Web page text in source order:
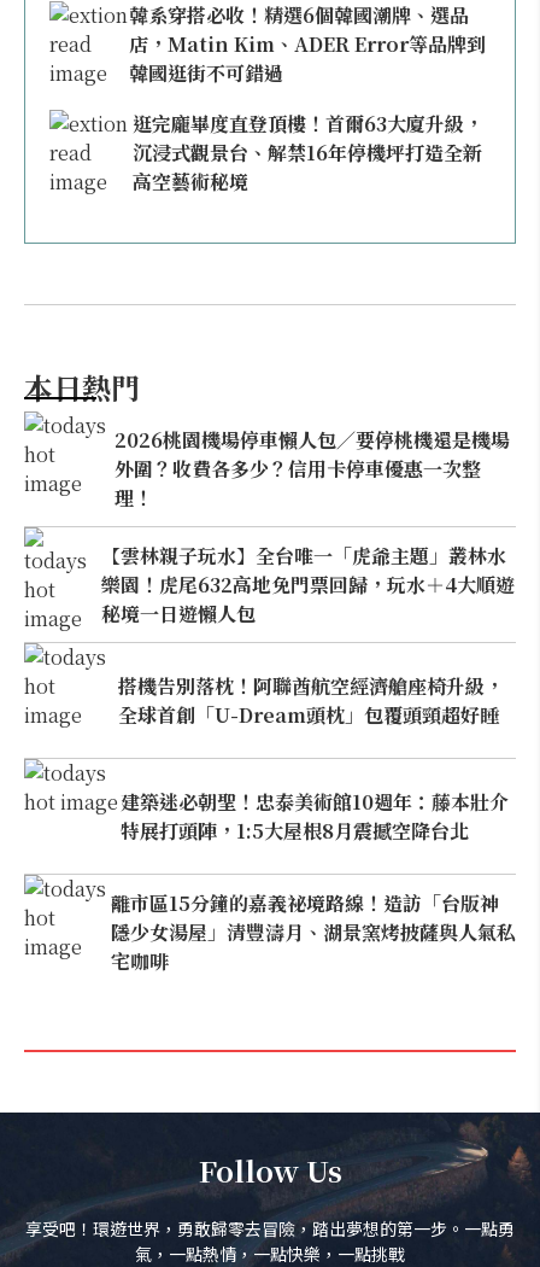
韓系穿搭必收！精選6個韓國潮牌、選品
店，Matin Kim、ADER Error等品牌到
韓國逛街不可錯過
逛完龐畢度直登頂樓！首爾63大廈升級，
沉浸式觀景台、解禁16年停機坪打造全新
高空藝術秘境
本日熱門
2026桃園機場停車懶人包／要停桃機還是機場
外圍？收費各多少？信用卡停車優惠一次整
理！
【雲林親子玩水】全台唯一「虎爺主題」叢林水
樂園！虎尾632高地免門票回歸，玩水＋4大順遊
秘境一日遊懶人包
搭機告別落枕！阿聯酋航空經濟艙座椅升級，
全球首創「U-Dream頭枕」包覆頭頸超好睡
建築迷必朝聖！忠泰美術館10週年：藤本壯介
特展打頭陣，1:5大屋根8月震撼空降台北
離市區15分鐘的嘉義祕境路線！造訪「台版神
隱少女湯屋」清豐濤月、湖景窯烤披薩與人氣私
宅咖啡
Follow Us
享受吧！環遊世界，勇敢歸零去冒險，踏出夢想的第一步。一點勇
氣，一點熱情，一點快樂，一點挑戰